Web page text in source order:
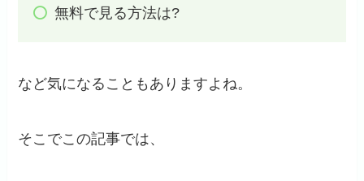
無料で見る方法は?
など気になることもありますよね。
そこでこの記事では、